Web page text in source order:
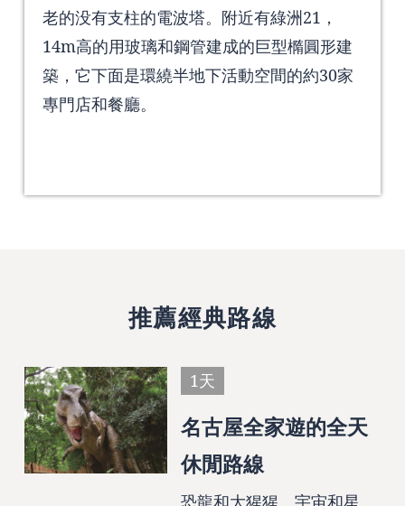
老的没有支柱的電波塔。附近有綠洲21，
14m高的用玻璃和鋼管建成的巨型橢圓形建
築，它下面是環繞半地下活動空間的約30家
專門店和餐廳。
推薦經典路線
1天
名古屋全家遊的全天
休閒路線
恐龍和大猩猩、宇宙和星